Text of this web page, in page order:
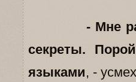
- Мне
секреты.
языками, -